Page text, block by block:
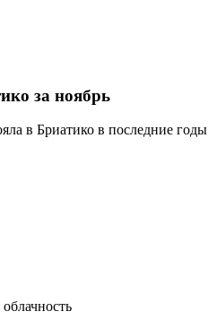
за ноябрь
в Бриатико в последние годы